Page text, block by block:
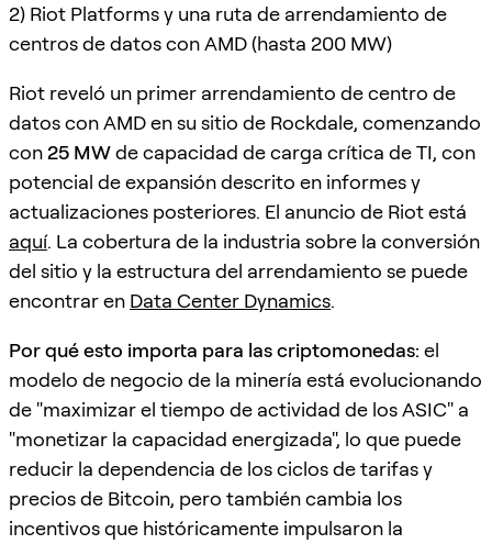
2) Riot Platforms y una ruta de arrendamiento de
centros de datos con AMD (hasta 200 MW)
Riot reveló un primer arrendamiento de centro de
datos con AMD en su sitio de Rockdale, comenzando
con25 MWde capacidad de carga crítica de TI, con
potencial de expansión descrito en informes y
actualizaciones posteriores. El anuncio de Riot está
aquí. La cobertura de la industria sobre la conversión
del sitio y la estructura del arrendamiento se puede
encontrar en Data Center Dynamics.
Por qué esto importa para las criptomonedas: el
modelo de negocio de la minería está evolucionando
de "maximizar el tiempo de actividad de los ASIC" a
"monetizar la capacidad energizada", lo que puede
reducir la dependencia de los ciclos de tarifas y
precios de Bitcoin, pero también cambia los
incentivos que históricamente impulsaron la